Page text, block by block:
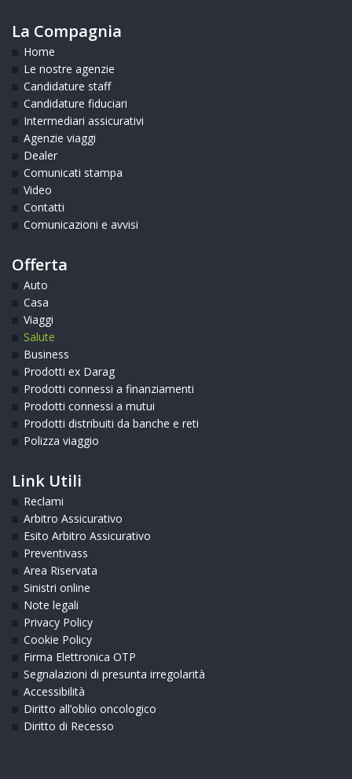
La Compagnia
Home
Le nostre agenzie
Candidature staff
Candidature fiduciari
Intermediari assicurativi
Agenzie viaggi
Dealer
Comunicati stampa
Video
Contatti
Comunicazioni e avvisi
Offerta
Auto
Casa
Viaggi
Salute
Business
Prodotti ex Darag
Prodotti connessi a finanziamenti
Prodotti connessi a mutui
Prodotti distribuiti da banche e reti
Polizza viaggio
Link Utili
Reclami
Arbitro Assicurativo
Esito Arbitro Assicurativo
Preventivass
Area Riservata
Sinistri online
Note legali
Privacy Policy
Cookie Policy
Firma Elettronica OTP
Segnalazioni di presunta irregolarità
Accessibilità
Diritto all’oblio oncologico
Diritto di Recesso